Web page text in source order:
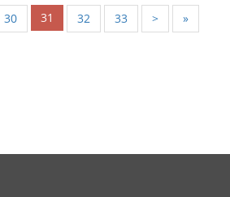
30 31 32 33 > »